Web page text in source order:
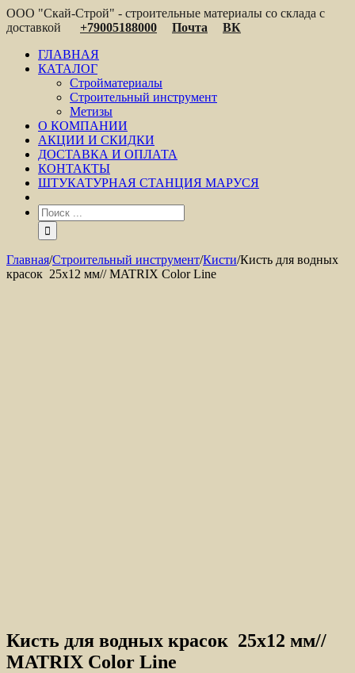
ООО "Скай-Строй" - строительные материалы со склада с
доставкой
+79005188000 Почта
ВК
ГЛАВНАЯ
КАТАЛОГ
Стройматериалы
Строительный инструмент
Метизы
О КОМПАНИИ
АКЦИИ И СКИДКИ
ДОСТАВКА И ОПЛАТА
КОНТАКТЫ
ШТУКАТУРНАЯ СТАНЦИЯ МАРУСЯ
Главная/Строительный инструмент/Кисти/Кисть для водных
красок 25х12 мм// MATRIX Color Line
Кисть для водных красок 25х12 мм//
MATRIX Color Line